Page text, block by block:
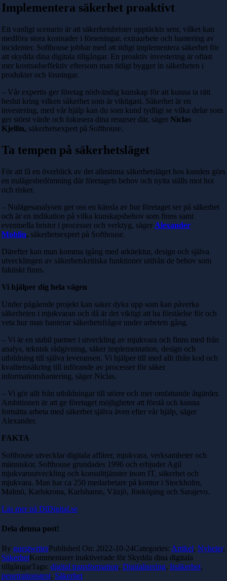
Implementera säkerhet proaktivt
Ett vanligt scenario är att säkerhetsbrister upptäckts sent, vilket kan
medföra stora kostnader i förseningar, extraarbete och hantering av
incidenter. Softhouse jobbar med att tidigt implementera säkerhet för
att skydda dina digitala tillgångar. En proaktiv investering är oftast
mer kostnadseffektiv eftersom man tidigt bygger in säkerheten i
produkter och lösningar.
– Vår expertis ger företag nödvändig kunskap för att kunna ta rätt
beslut kring vilken säkerhet som är viktigast. Säkerhet är en
investering, med vår hjälp kan du som kund tydligt se vilka delar som
ger störst värde och fokusera dina resurser där, säger Niclas
Kjellin, säkerhetsexpert på Softhouse.
Ta tempen på säkerhetsläget
För att få en överblick av det allmänna säkerhetsläget hos kunden görs
en nulägesbedömning där företagets behov och nytta ställs mot hot
och risker.
– Nulägesanalysen ger oss en känsla av hur företaget ser på säkerhet
och är en indikation på vilka kunskapsbehov som finns samt
eventuella brister i processer och verktyg, säger Alexander
Mohlin, säkerhetsexpert på Softhouse.
Därefter kan man komma igång med arkitektur, design och själva
utvecklingen av säkerhetskritiska funktioner utifrån de behov som
faktiskt finns.
Vi hjälper dig hela vägen
Under pågående projekt kan saker dyka upp som kan påverka
säkerheten i mjukvaran och då är det viktigt att ha förståelse för och
veta hur man hanterar säkerhetsfrågor under arbetets gång.
– Vi är en stabil partner i utveckling av mjukvara och finns med från
analys, teknisk rådgivning, säker implementation, design och
utbildning till själva leveransen. Vi hjälper till med allt ifrån kod och
kvalitetssäkring till införande av processer för säker
informationshantering, säger Niclas.
– Vi gör allt från utbildningar till större och mer omfattande åtgärder.
Ambitionen är att ge företaget möjligheter att förstå och kunna
fortsätta arbeta med säkerhet själva även efter vår hjälp, säger
Alexander.
FAKTA
Softhouse utvecklar digitala affärer, mjukvara, verksamheter och
människor. Softhouse grundades 1996 och erbjuder Agil
mjukvaruutveckling och konsulttjänster inom IT, säkerhet och
mjukvara. Man har ca 250 medarbetare på kontor i Stockholm,
Malmö, Karlskrona, Karlshamn, Växjö, Jönköping och Sarajevo.
Läs mer på DiDigital.se
Dela denna post!
By guestwriterPublished On: 2022-10-24Categories: Artikel, Nyheter,
SäkerhetKommentarer inaktiverade för Skydda dina digitala
tillgångarTags: digital transformation, Digitalisering, Itsäkerhet,
penetrationstest, Säkerhet